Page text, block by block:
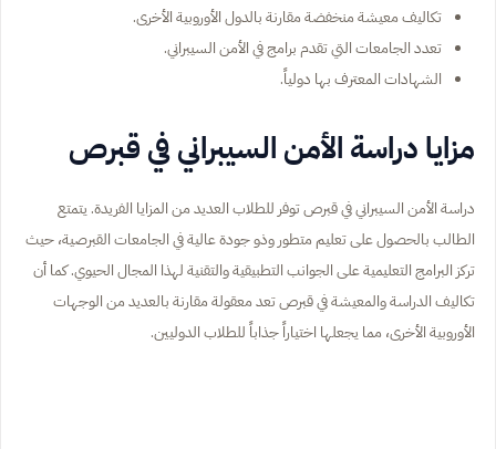
تكاليف معيشة منخفضة مقارنة بالدول الأوروبية الأخرى.
تعدد الجامعات التي تقدم برامج في الأمن السيبراني.
الشهادات المعترف بها دولياً.
مزايا دراسة الأمن السيبراني في قبرص
دراسة الأمن السيبراني في قبرص توفر للطلاب العديد من المزايا الفريدة. يتمتع
الطالب بالحصول على تعليم متطور وذو جودة عالية في الجامعات القبرصية، حيث
تركز البرامج التعليمية على الجوانب التطبيقية والتقنية لهذا المجال الحيوي. كما أن
تكاليف الدراسة والمعيشة في قبرص تعد معقولة مقارنة بالعديد من الوجهات
الأوروبية الأخرى، مما يجعلها اختياراً جذاباً للطلاب الدوليين.